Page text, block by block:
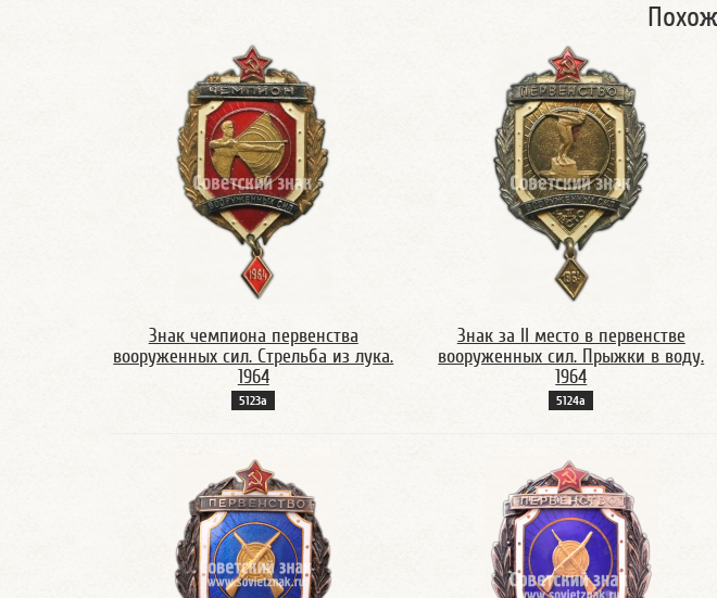
Знак чемпиона первенства
вооруженных сил. Стрельба из лука.
1964
5123а
Знак за II место в первенстве
вооруженных сил. Прыжки в воду.
1964
5124а